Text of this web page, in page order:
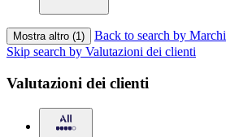
Mostra altro (1)
Back to search by Marchi
Skip search by Valutazioni dei clienti
Valutazioni dei clienti